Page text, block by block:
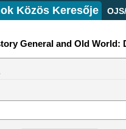
Közös Keresője
General and Old World: